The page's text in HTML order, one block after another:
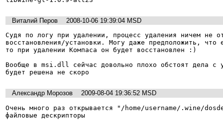
Виталий Перов
2008-10-06 19:39:04 MSD
Судя по логу при удалении, процесс удаления ничем не
восстановления/установки. Могу даже предположить,
то при удалении Компаса он будет восстановлен :)
Вообще в msi.dll сейчас довольно плохо обстоят дела с
будет решена не скоро
Александр Морозов
2009-08-04 19:36:52 MSD
Очень много раз открывается "/home/username/.wine/